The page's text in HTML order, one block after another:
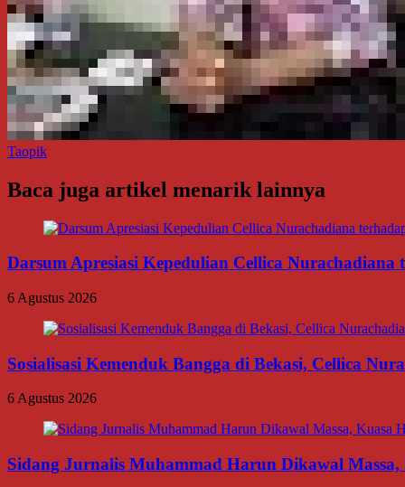
Taopik
Baca juga artikel menarik lainnya
Darsum Apresiasi Kepedulian Cellica
6 Agustus 2026
Sosialisasi Kemenduk Bangga di Bekasi, Cellica
6 Agustus 2026
Sidang Jurnalis Muhammad Harun Dikawal